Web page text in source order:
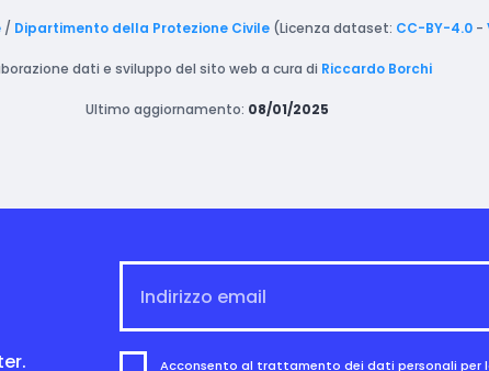
/ Dipartimento della Protezione Civile(Licenza dataset: CC-BY-4.0-
dati e sviluppo del sito web a cura di Riccardo Borchi
Ultimo aggiornamento: 08/01/2025
Acconsento al trattamento dei dati personali per